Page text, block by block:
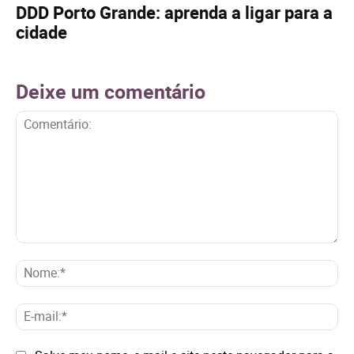
DDD Porto Grande: aprenda a ligar para a
cidade
Deixe um comentário
E-